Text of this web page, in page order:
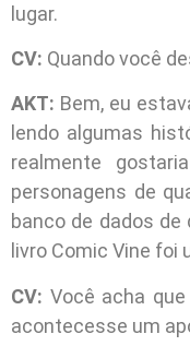
lugar.
CV: Quando você
AKT: Bem, eu
lendo algumas
realmente
personagens de
banco de dados
livro Comic Vine foi
CV: Você acha
acontecesse um